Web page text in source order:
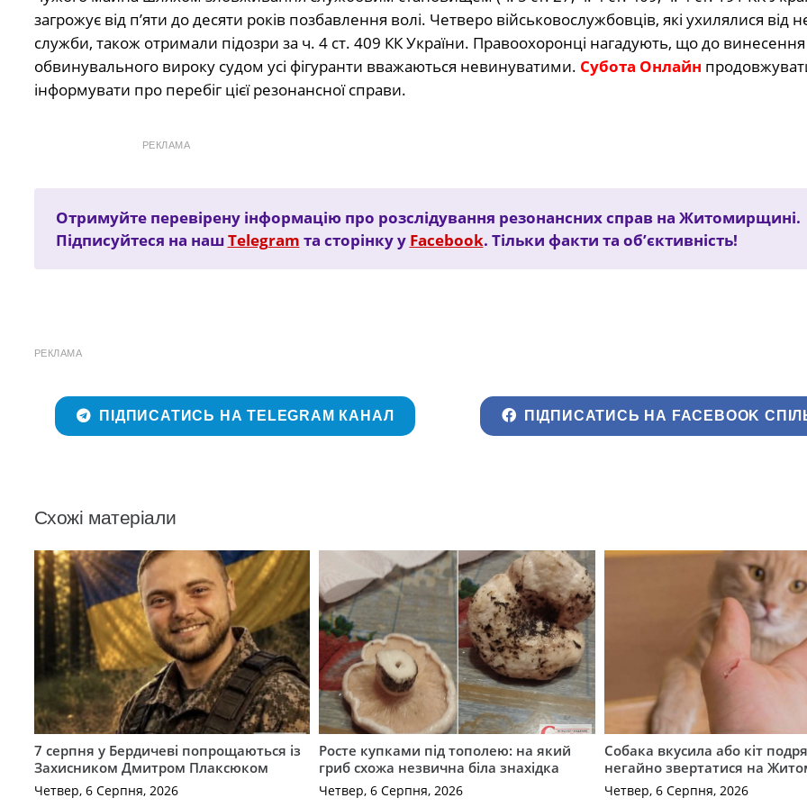
загрожує від п’яти до десяти років позбавлення волі. Четверо військовослужбовців, які ухилялися від
служби, також отримали підозри за ч. 4 ст. 409 КК України. Правоохоронці нагадують, що до винесення
обвинувального вироку судом усі фігуранти вважаються невинуватими. Субота Онлайн
інформувати про перебіг цієї резонансної справи.
РЕКЛАМА
Отримуйте перевірену інформацію про розслідування резонансних справ на Житомирщині.
Підписуйтеся на нашTelegram та сторінку у Facebook. Тільки факти та об’єктивність!
РЕКЛАМА
ПІДПИСАТИСЬ НА TELEGRAM КАНАЛ ПІДПИСАТИСЬ НА FACEBOOK
Схожі матеріали
7 серпня у Бердичеві попрощаються із
Захисником Дмитром Плаксюком
Четвер, 6 Серпня, 2026
Росте купками під тополею: на який
гриб схожа незвична біла знахідка
Четвер, 6 Серпня, 2026
Собака вкусила або кіт
негайно звертатися на
Четвер, 6 Серпня, 2026